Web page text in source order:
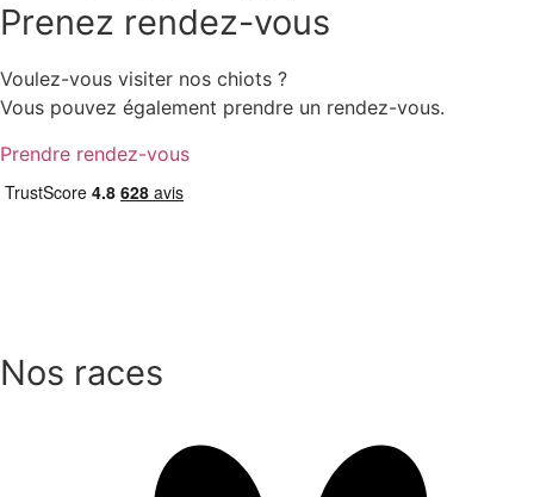
Prenez rendez-vous
Voulez-vous visiter nos chiots ?
Vous pouvez également prendre un rendez-vous.
Prendre rendez-vous
Nos races